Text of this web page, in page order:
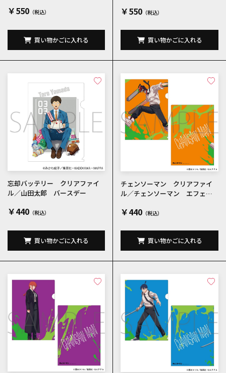
￥550
買い物かごに入れる
￥550
買い物かごに入れる
忘却バッテリー クリアファイ
ル／山田太郎 バースデー
￥440
買い物かごに入れる
チェンソーマン クリアファイ
ル／チェンソーマン エフェク
￥440
買い物かごに入れる